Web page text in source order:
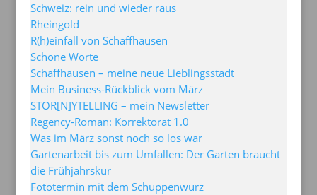
Schweiz: rein und wieder raus
Rheingold
R(h)einfall von Schaffhausen
Schöne Worte
Schaffhausen – meine neue Lieblingsstadt
Mein Business-Rückblick vom März
STOR[N]YTELLING – mein Newsletter
Regency-Roman: Korrektorat 1.0
Was im März sonst noch so los war
Gartenarbeit bis zum Umfallen: Der Garten braucht
die Frühjahrskur
Fototermin mit dem Schuppenwurz